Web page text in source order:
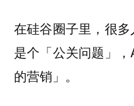
在硅谷圈子里，很
是个「公关问题」
的营销」。